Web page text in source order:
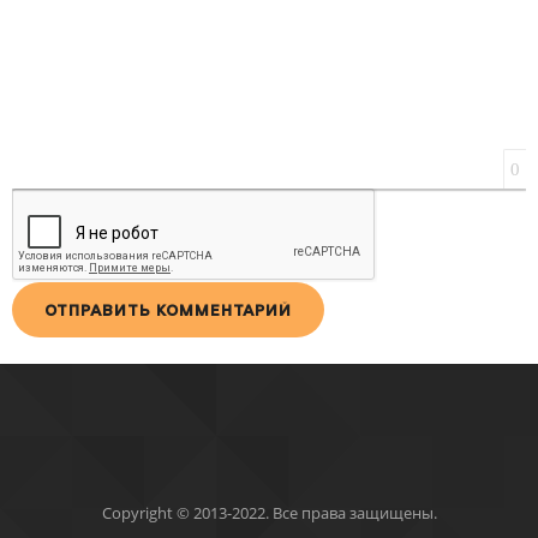
0
ОТПРАВИТЬ КОММЕНТАРИЙ
Copyright © 2013-2022. Все права защищены.